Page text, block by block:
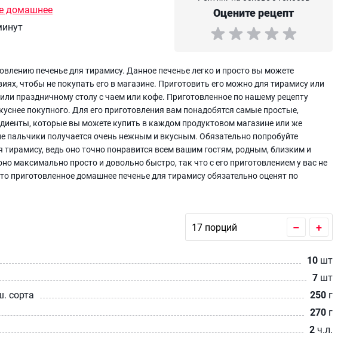
домашнее
Оцените рецепт
печенье для тирамису. Данное печенье легко и просто вы можете
чтобы не покупать его в магазине. Приготовить его можно для тирамису или
праздничному столу с чаем или кофе. Приготовленное по нашему рецепту
покупного. Для его приготовления вам понадобятся самые простые,
которые вы можете купить в каждом продуктовом магазине или же
пальчики получается очень нежным и вкусным. Обязательно попробуйте
тирамису, ведь оно точно понравится всем вашим гостям, родным, близким и
максимально просто и довольно быстро, так что с его приготовлением у вас не
приготовленное домашнее печенье для тирамису обязательно оценят по
– +
10 шт
7 шт
сорта
250 г
270 г
2ч.л.